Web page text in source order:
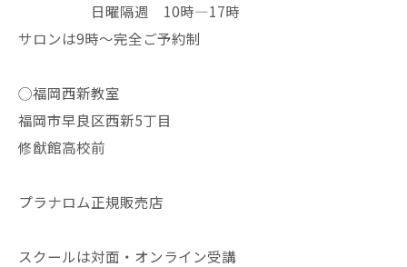
日曜隔週 10時—17時
サロンは9時〜完全ご予約制
◯福岡西新教室
福岡市早良区西新5丁目
修猷館高校前
プラナロム正規販売店
スクールは対面・オンライン受講